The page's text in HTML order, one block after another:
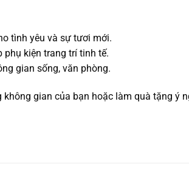
tình yêu và sự tươi mới.
phụ kiện trang trí tinh tế.
gian sống, văn phòng.
gian của bạn hoặc làm quà tặng ý